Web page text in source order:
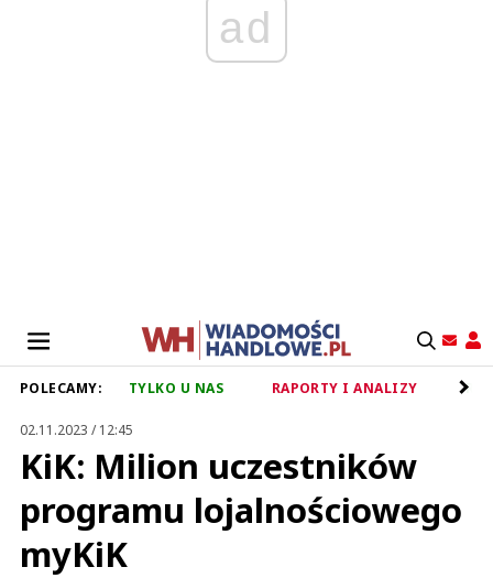
ad
POLECAMY: TYLKO U NAS RAPORTY I ANALIZY
02.11.2023 / 12:45
KiK: Milion uczestników
programu lojalnościowego
myKiK